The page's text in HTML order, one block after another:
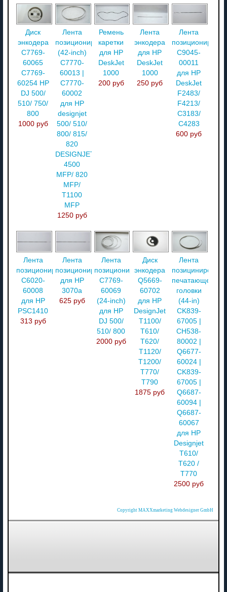
Диск
энкодера
C7769-
60065
C7769-
60254 HP
DJ 500/
510/ 750/
800
1000 руб
Лента
позиционирования
(42-inch)
C7770-
60013 |
С7770-
60002
для HP
designjet
500/ 510/
800/ 815/
820
DESIGNJET
4500
MFP/ 820
MFP/
T1100
MFP
1250 руб
Ремень
каретки
для HP
DeskJet
1000
200 руб
Лента
энкодера
для HP
DeskJet
1000
250 руб
Лента
C9045-
00011
для HP
DeskJet
F2483/
F4213/
C3183/
C4283
600 руб
Лента
позиционирования
C6020-
60008
для HP
PSC1410
313 руб
Лента
позиционирования
для HP
3070a
625 руб
Лента
позиционирования
C7769-
60069
(24-inch)
для HP
DJ 500/
510/ 800
2000 руб
Диск
энкодера
Q5669-
60702
для HP
DesignJet
T1100/
T610/
T620/
T1120/
T1200/
T770/
T790
1875 руб
Лента
печатающей
головки
(44-in)
CK839-
67005 |
CH538-
80002 |
Q6677-
60024 |
CK839-
67005 |
Q6687-
60094 |
Q6687-
60067
для HP
Designjet
T610/
T620 /
T770
2500 руб
Copyright MAXXmarketing Webdesigner GmbH